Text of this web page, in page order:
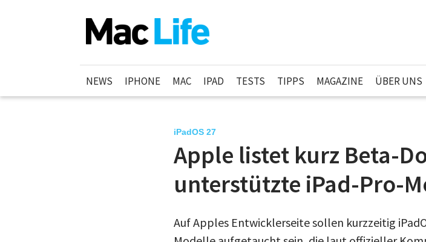
NEWS IPHONE MAC IPAD TESTS TIPPS MAGAZINE ÜBER UNS
iPadOS 27
Apple listet kurz Beta-
unterstützte iPad-Pro-
Auf Apples Entwicklerseite sollen kurzzeitig